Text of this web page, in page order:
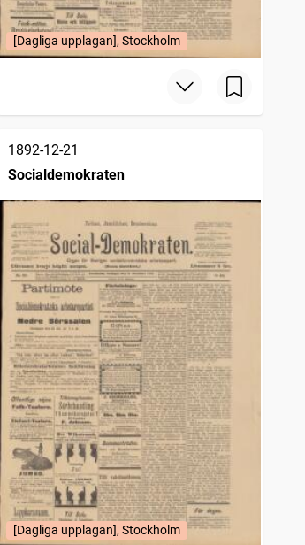
[Dagliga upplagan], Stockholm
1892-12-21
Socialdemokraten
[Dagliga upplagan], Stockholm